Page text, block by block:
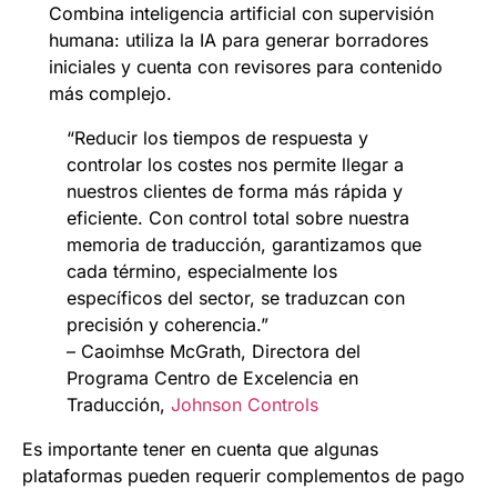
Combina inteligencia artificial con supervisión
humana: utiliza la IA para generar borradores
iniciales y cuenta con revisores para contenido
más complejo.
“Reducir los tiempos de respuesta y
controlar los costes nos permite llegar a
nuestros clientes de forma más rápida y
eficiente. Con control total sobre nuestra
memoria de traducción, garantizamos que
cada término, especialmente los
específicos del sector, se traduzcan con
precisión y coherencia.”
– Caoimhse McGrath, Directora del
Programa Centro de Excelencia en
Traducción, Johnson Controls
Es importante tener en cuenta que algunas
plataformas pueden requerir complementos de pago